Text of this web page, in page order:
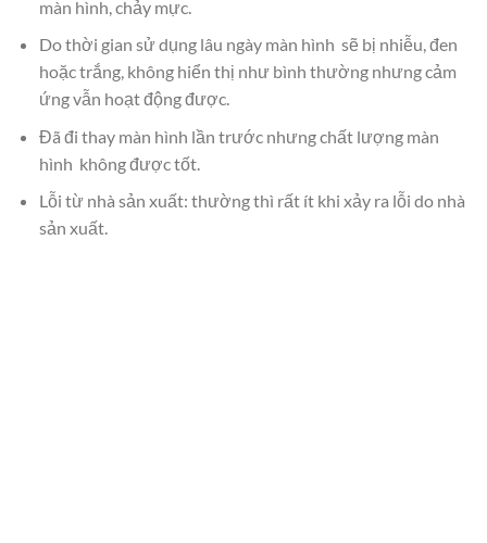
màn hình, chảy mực.
Do thời gian sử dụng lâu ngày màn hình sẽ bị nhiễu, đen
hoặc trắng, không hiển thị như bình thường nhưng cảm
ứng vẫn hoạt động được.
Đã đi thay màn hình lần trước nhưng chất lượng màn
hình không được tốt.
Lỗi từ nhà sản xuất: thường thì rất ít khi xảy ra lỗi do nhà
sản xuất.